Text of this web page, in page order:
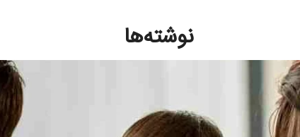
نوشته‌ها